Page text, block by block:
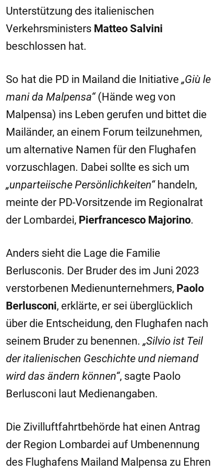
Unterstützung des italienischen
Verkehrsministers Matteo Salvini
beschlossen hat.
So hat die PD in Mailand die Initiative „Giù le
mani da Malpensa“(Hände weg von
Malpensa) ins Leben gerufen und bittet die
Mailänder, an einem Forum teilzunehmen,
um alternative Namen für den Flughafen
vorzuschlagen. Dabei sollte es sich um
„unparteiische Persönlichkeiten“handeln,
meinte der PD-Vorsitzende im Regionalrat
der Lombardei, Pierfrancesco Majorino.
Anders sieht die Lage die Familie
Berlusconis. Der Bruder des im Juni 2023
verstorbenen Medienunternehmers, Paolo
Berlusconi, erklärte, er sei überglücklich
über die Entscheidung, den Flughafen nach
seinem Bruder zu benennen. „Silvio ist Teil
der italienischen Geschichte und niemand
wird das ändern können“, sagte Paolo
Berlusconi laut Medienangaben.
Die Zivilluftfahrtbehörde hat einen Antrag
der Region Lombardei auf Umbenennung
des Flughafens Mailand Malpensa zu Ehren